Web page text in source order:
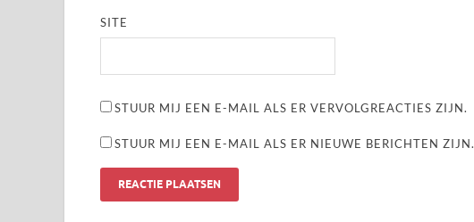
SITE
STUUR MIJ EEN E-MAIL ALS ER VERVOLGREACTIES ZIJN.
STUUR MIJ EEN E-MAIL ALS ER NIEUWE BERICHTEN ZIJN.